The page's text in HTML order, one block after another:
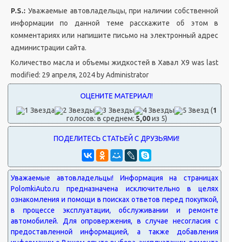
P.S.: Уважаемые автовладельцы, при наличии собственной
информации по данной теме расскажите об этом в
комментариях или напишите письмо на электронный адрес
администрации сайта.
Количество масла и объемы жидкостей в Хавал Х9 was last
modified: 29 апреля, 2024byAdministrator
(1
голосов: в среднем: 5,00из 5)